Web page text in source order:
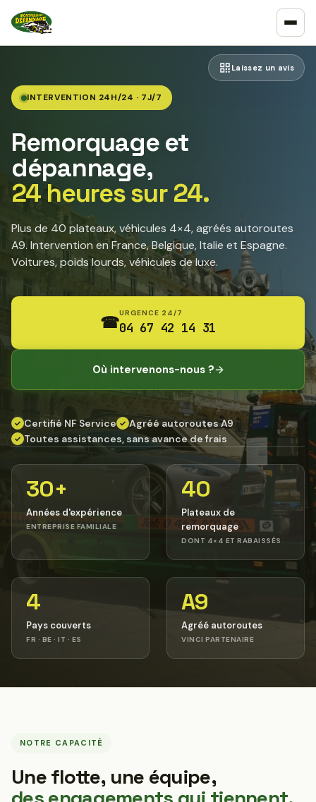
Laissez un avis
INTERVENTION 24H/24 · 7J/7
Remorquage et
dépannage,
24 heures sur 24.
Plus de 40 plateaux, véhicules 4×4, agréés autoroutes
A9. Intervention en France, Belgique, Italie et Espagne.
Voitures, poids lourds, véhicules de luxe.
☎URGENCE 24/7
04 67 42 14 31
Où intervenons-nous ?→
✓ Certifié NF Service ✓ Agréé autoroutes A9
✓ Toutes assistances, sans avance de frais
30+
Années d'expérience
ENTREPRISE FAMILIALE
40
Plateaux de
remorquage
DONT 4×4 ET RABAISSÉS
4
Pays couverts
FR · BE · IT · ES
A9
Agréé autoroutes
VINCI PARTENAIRE
NOTRE CAPACITÉ
Une flotte, une équipe,